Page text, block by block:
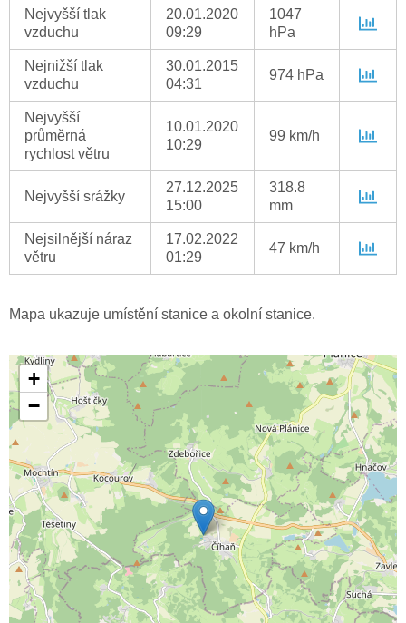
Nejvyšší tlak
vzduchu
20.01.2020
09:29
1047
hPa
Nejnižší tlak
vzduchu
30.01.2015
04:31
974 hPa
Nejvyšší
průměrná
rychlost větru
10.01.2020
10:29
99 km/h
Nejvyšší srážky
27.12.2025
15:00
318.8
mm
Nejsilnější náraz
větru
17.02.2022
01:29
47 km/h
Mapa ukazuje umístění stanice a okolní stanice.
+
−